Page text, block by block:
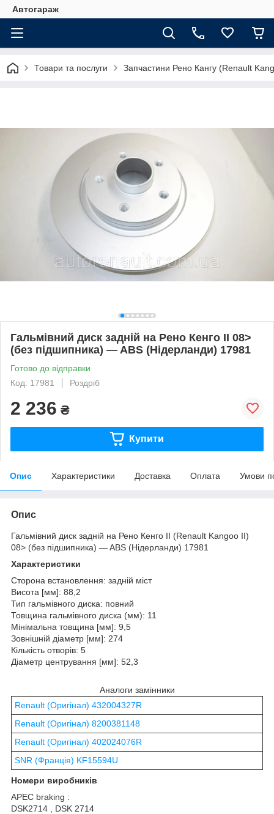
Автогараж
Товари та послуги Запчастини Рено Кангу (Renault
Гальмівний диск задній на Рено Кенго II 08>
(без підшипника) — ABS (Нідерланди) 17981
Готово до відправки
Код: 17981
Роздріб
2 236 ₴
Купити
Опис Характеристики Доставка Оплата Умови
Опис
Гальмівний диск задній на Рено Кенго II (Renault Kangoo II)
08> (без підшипника) — ABS (Нідерланди) 17981
Характеристики
Сторона встановлення: задній міст
Висота [мм]: 88,2
Тип гальмівного диска: повний
Товщина гальмівного диска (мм): 11
Мінімальна товщина [мм]: 9,5
Зовнішній діаметр [мм]: 274
Кількість отворів: 5
Діаметр центрування [мм]: 52,3
Аналоги замінники
Renault (Оригінал) 432004327R
Renault (Оригінал) 8200381148
Renault (Оригінал) 402024076R
SNR (Франція) KF15594U
Номери виробників
APEC braking :
DSK2714 , DSK 2714